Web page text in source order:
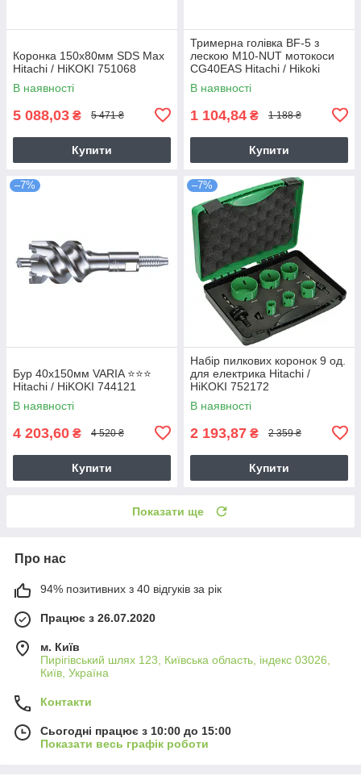
Коронка 150х80мм SDS Max
Hitachi / HiKOKI 751068
В наявності
5 088,03 ₴ 5 471 ₴
Купити
Тримерна голівка BF-5 з
лескою M10-NUT мотокоси
CG40EAS Hitachi / Hikoki
6695784
В наявності
1 104,84 ₴ 1 188 ₴
Купити
–7%
Бур 40х150мм VARIA ⭐️⭐️⭐️
Hitachi / HiKOKI 744121
В наявності
4 203,60 ₴ 4 520 ₴
Купити
–7%
Набір пилкових коронок 9 од.
для електрика Hitachi /
HiKOKI 752172
В наявності
2 193,87 ₴ 2 359 ₴
Купити
Показати ще
Про нас
94% позитивних з 40 відгуків за рік
Працює з 26.07.2020
м. Київ
Пирігівський шлях 123, Київська область, індекс 03026,
Київ, Україна
Контакти
Сьогодні працює з 10:00 до 15:00
Показати весь графік роботи